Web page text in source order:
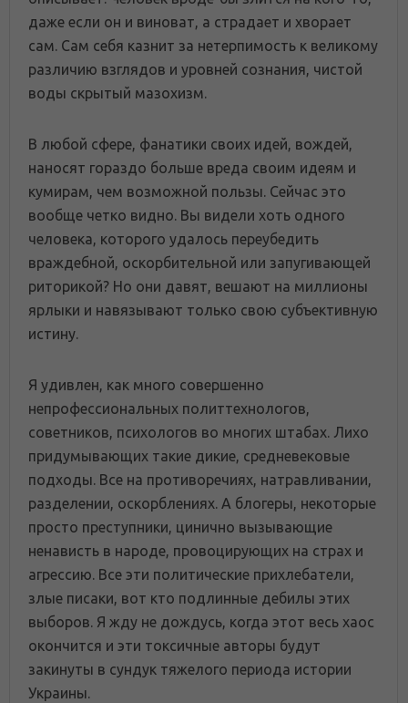
даже если он и виноват, а страдает и хворает
сам. Сам себя казнит за нетерпимость к великому
различию взглядов и уровней сознания, чистой
воды скрытый мазохизм.
В любой сфере, фанатики своих идей, вождей,
наносят гораздо больше вреда своим идеям и
кумирам, чем возможной пользы. Сейчас это
вообще четко видно. Вы видели хоть одного
человека, которого удалось переубедить
враждебной, оскорбительной или запугивающей
риторикой? Но они давят, вешают на миллионы
ярлыки и навязывают только свою субъективную
истину.
Я удивлен, как много совершенно
непрофессиональных политтехнологов,
советников, психологов во многих штабах. Лихо
придумывающих такие дикие, средневековые
подходы. Все на противоречиях, натравливании,
разделении, оскорблениях. А блогеры, некоторые
просто преступники, цинично вызывающие
ненависть в народе, провоцирующих на страх и
агрессию. Все эти политические прихлебатели,
злые писаки, вот кто подлинные дебилы этих
выборов. Я жду не дождусь, когда этот весь хаос
окончится и эти токсичные авторы будут
закинуты в сундук тяжелого периода истории
Украины.